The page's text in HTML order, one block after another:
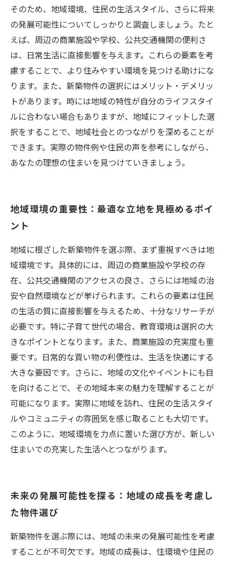
そのため、地域環境、住民の生活スタイル、さらに将来
の発展可能性についてしっかりと調査しましょう。たと
えば、周辺の商業施設や学校、公共交通機関の便利さ
は、日常生活に直接影響を与えます。これらの要素を考
慮することで、より住みやすい環境を見つける助けにな
ります。また、新築物件の選択にはメリット・デメリッ
トがあります。時には地域の特性が自分のライフスタイ
ルに合わない場合もありますが、地域にフィットした選
択をすることで、地域社会とのつながりを深めることが
できます。実際の物件例や住民の声を参考にしながら、
あなたの理想の住まいを見つけていきましょう。
地域環境の重要性：最適な立地を見極めるポイ
ント
地域に根ざした新築物件を選ぶ際、まず重視すべきは地
域環境です。具体的には、周辺の商業施設や学校の存
在、公共交通機関のアクセスの良さ、さらには地域の治
安や自然環境などが挙げられます。これらの要素は住民
の生活の質に直接影響を与えるため、十分なリサーチが
必要です。特に子育て世代の場合、教育環境は選択の大
きなポイントとなります。また、商業施設の充実度も重
要です。日常的な買い物の利便性は、生活を快適にする
大きな要因です。さらに、地域の文化やイベントにも目
を向けることで、その地域本来の魅力を理解することが
可能になります。実際に地域を訪れ、住民の生活スタイ
ルやコミュニティの雰囲気を感じ取ることも大切です。
このように、地域環境を力点に置いた選び方が、新しい
住まいでの充実した生活へとつながります。
未来の発展可能性を探る：地域の成長を考慮し
た物件選び
新築物件を選ぶ際には、地域の未来の発展可能性を考慮
することが不可欠です。地域の成長は、住環境や住民の